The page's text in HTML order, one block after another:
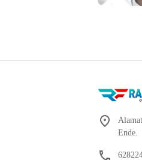
Ende.